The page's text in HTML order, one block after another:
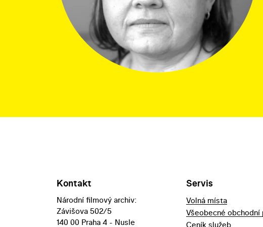
Kontakt
Národní filmový archiv:
Závišova 502/5
140 00 Praha 4 - Nusle
Servis
Volná místa
Všeobecné obchodní